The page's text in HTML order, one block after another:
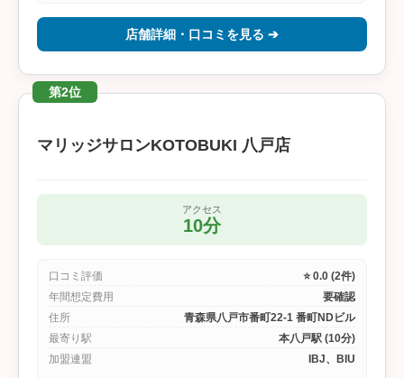
店舗詳細・口コミを見る ➔
第2位
マリッジサロンKOTOBUKI 八戸店
アクセス
10分
口コミ評価
⭐ 0.0 (2件)
年間想定費用
要確認
住所
青森県八戸市番町22-1 番町NDビル
最寄り駅
本八戸駅 (10分)
加盟連盟
IBJ、BIU